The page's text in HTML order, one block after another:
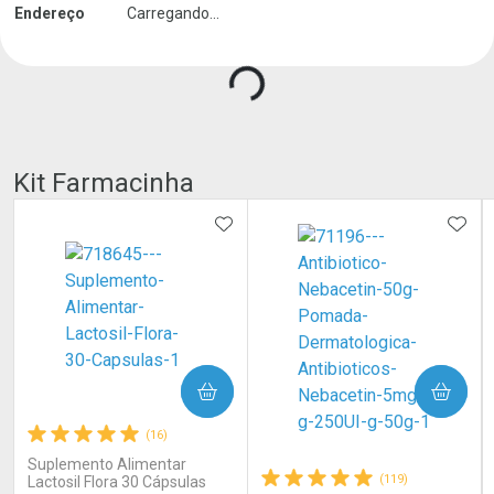
Endereço Carregando...
Kit Farmacinha
(16)
Suplemento Alimentar
Lactosil Flora 30 Cápsulas
ADICIONAR AOS FAVORITOS
COMPRAR
(119)
COMPRAR